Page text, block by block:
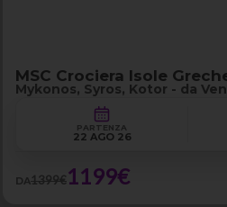
MSC Crociera Isole
Mykonos, Syros, Kotor - da
PARTENZA
22 AGO 26
DA1399€1199€